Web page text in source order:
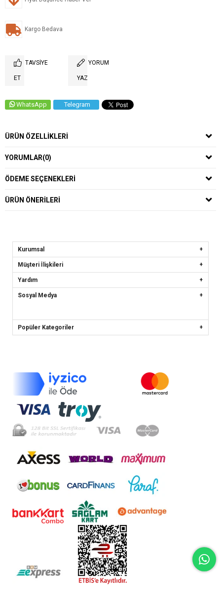
Kargo Bedava
TAVSIYE
ET
YORUM
YAZ
WhatsApp Telegram
ÜRÜN ÖZELLIKLERI
YORUMLAR(0)
ÖDEME SEÇENEKLERI
ÜRÜN ÖNERILERI
Kurumsal
Müşteri İlişkileri
Yardım
Sosyal Medya
Popüler Kategoriler